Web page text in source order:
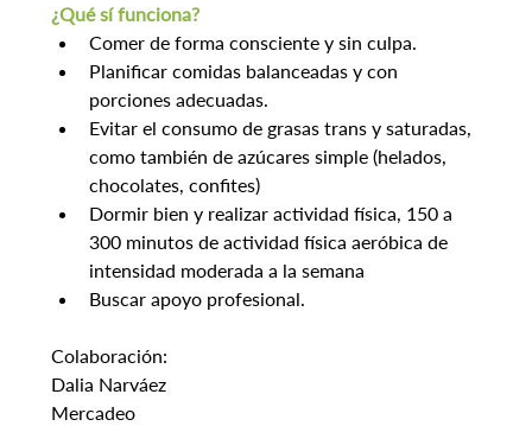
¿Qué sí funciona?
Comer de forma consciente y sin culpa.
Planificar comidas balanceadas y con
porciones adecuadas.
Evitar el consumo de grasas trans y saturadas,
como también de azúcares simple (helados,
chocolates, confites)
Dormir bien y realizar actividad física, 150 a
300 minutos de actividad física aeróbica de
intensidad moderada a la semana
Buscar apoyo profesional.
Colaboración:
Dalia Narváez
Mercadeo